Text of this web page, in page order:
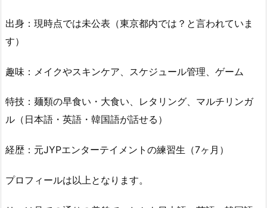
出身：現時点では未公表（東京都内では？と言われていま
す）
趣味：メイクやスキンケア、スケジュール管理、ゲーム
特技：麺類の早食い・大食い、レタリング、マルチリンガ
ル（日本語・英語・韓国語が話せる）
経歴：元JYPエンターテイメントの練習生（7ヶ月）
プロフィールは以上となります。